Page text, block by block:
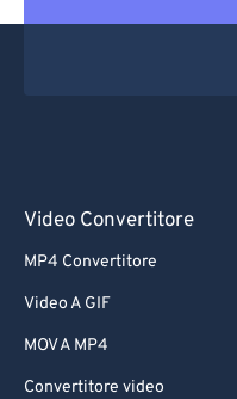
Video Convertitore
MP4 Convertitore
Video A GIF
MOV A MP4
Convertitore video